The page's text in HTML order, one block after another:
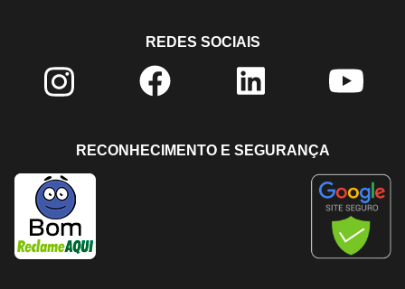
REDES SOCIAIS
RECONHECIMENTO E SEGURANÇA